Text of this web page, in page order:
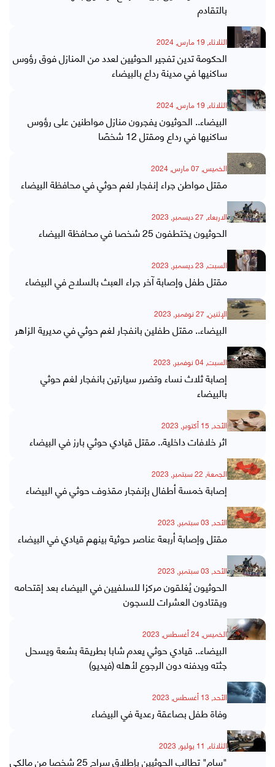
بالتقادم
الثلاثاء, 19 مارس, 2024
الحكومة تدين تفجير الحوثيين لعدد من المنازل فوق رؤوس
ساكنيها في مدينة رداع بالبيضاء
الثلاثاء, 19 مارس, 2024
البيضاء.. الحوثيون يفجرون منازل مواطنين على رؤوس
ساكنيها في رداع ومقتل 12 شخصًا
الخميس, 07 مارس, 2024
مقتل مواطن جراء إنفجار لغم حوثي في محافظة البيضاء
الاربعاء, 27 ديسمبر, 2023
الحوثيون يختطفون 25 شخصا في محافظة البيضاء
السبت, 23 ديسمبر, 2023
مقتل طفل وإصابة آخر جراء العبث بالسلاح في البيضاء
الإثنين, 27 نوفمبر, 2023
البيضاء.. مقتل طفلين بانفجار لغم حوثي في مديرية الزاهر
السبت, 04 نوفمبر, 2023
إصابة ثلاث نساء وتضرر سيارتين بانفجار لغم حوثي
بالبيضاء
الأحد, 15 أكتوبر, 2023
اثر خلافات داخلية.. مقتل قيادي حوثي بارز في البيضاء
الجمعة, 22 سبتمبر, 2023
إصابة خمسة أطفال بإنفجار مقذوف حوثي في البيضاء
الأحد, 03 سبتمبر, 2023
مقتل وإصابة أربعة عناصر حوثية بينهم قيادي في البيضاء
الأحد, 03 سبتمبر, 2023
الحوثيون يُغلقون مركزا للسلفيين في البيضاء بعد إقتحامه
ويقتادون العشرات للسجون
الخميس, 24 أغسطس, 2023
البيضاء.. قيادي حوثي يعدم شابا بطريقة بشعة ويسحل
جثته ويدفنه دون الرجوع لأهله (فيديو)
الأحد, 13 أغسطس, 2023
وفاة طفل بصاعقة رعدية في البيضاء
الثلاثاء, 11 يوليو, 2023
"سام" تطالب الحوثيين بإطلاق سراح 25 شخصا من مالكي